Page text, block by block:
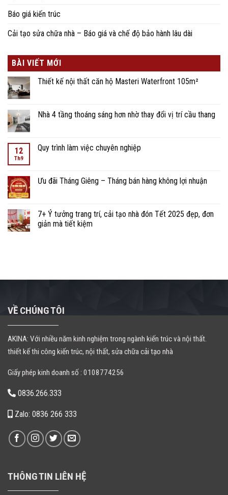
Báo giá kiến trúc
Cải tạo sửa chữa nhà – Báo giá và chế độ bảo hành lâu dài
BÀI VIẾT MỚI
Thiết kế nội thất căn hộ Masteri Waterfront 105m²
Nhà 4 tầng thoáng sáng hơn nhờ thay đổi vị trí cầu thang
12
Th9
Quy trình làm việc chuyên nghiệp
Ưu đãi Tháng Giêng – Tháng bán hàng không lợi nhuận
7+ Ý tưởng trang trí, cải tạo nhà đón Tết 2025 đẹp, đơn
giản mà tiết kiệm
VỀ CHÚNG TÔI
AKINA: Với nhiều năm kinh nghiệm trong ngành kiến trúc và nội thất.
thiết kế thi công kiến trúc, nội thất, sửa chữa cải tạo nhà
Giấy phép kinh doanh số : 0108774256
0836.266.333
Zalo: 0836 266 333
THÔNG TIN LIÊN HỆ